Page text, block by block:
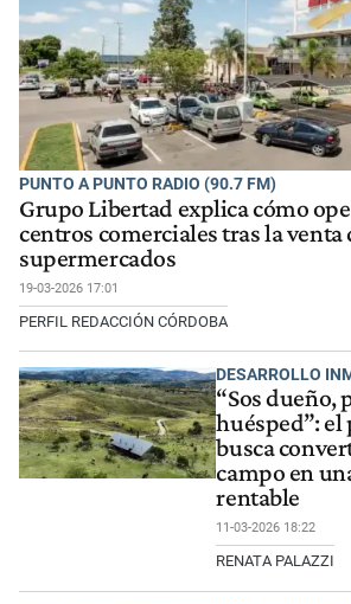
PUNTO A PUNTO RADIO (90.7 FM)
Grupo Libertad explica cómo
centros comerciales tras la venta
supermercados
19-03-2026 17:01
PERFIL REDACCIÓN CÓRDOBA
DESARROLLO
“Sos dueño,
huésped”: el
busca
campo en
rentable
11-03-2026 18:22
RENATA PALAZZI